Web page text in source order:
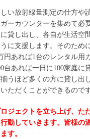
い放射線量測定の仕方や
ーカウンターを集めて必
に貸し出し、各自が生活空
に支援します。そのため
円あれば1台のレンタル用
台あれば一日に100家庭に
うほど多くの方に貸し出
ただくことができるのです
ジェクトを立ち上げ、た
動していきます。皆様の
す。